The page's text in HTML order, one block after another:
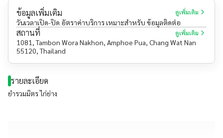
ข้อมูลเพิ่มเติม ดูเพิ่มเติม
วันเวลาเปิด-ปิด อัตราค่าบริการ เหมาะสำหรับ ข้อมูลติดต่อ
สถานที่ ดูเพิ่มเติม
1081, Tambon Wora Nakhon, Amphoe Pua, Chang Wat Nan
55120, Thailand
รายละเอียด
ยำรวมมิตร ไก่ย่าง